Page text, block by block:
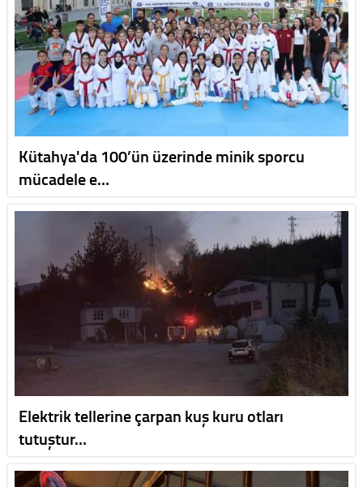
Kütahya'da 100’ün üzerinde minik sporcu
mücadele e…
Elektrik tellerine çarpan kuş kuru otları
tutuştur…